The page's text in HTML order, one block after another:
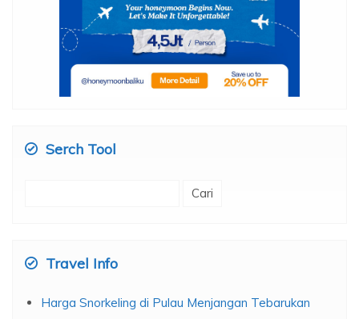
Serch Tool
Travel Info
Harga Snorkeling di Pulau Menjangan Tebarukan